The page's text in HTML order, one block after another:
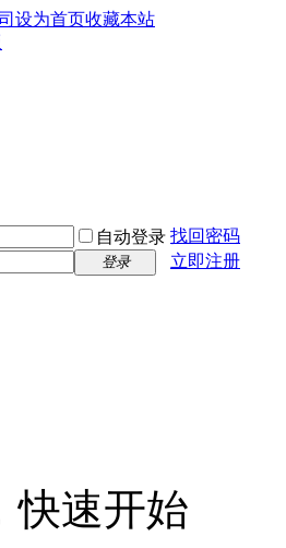
设为首页收藏本站
自动登录 找回密码
登录 立即注册
快速开始